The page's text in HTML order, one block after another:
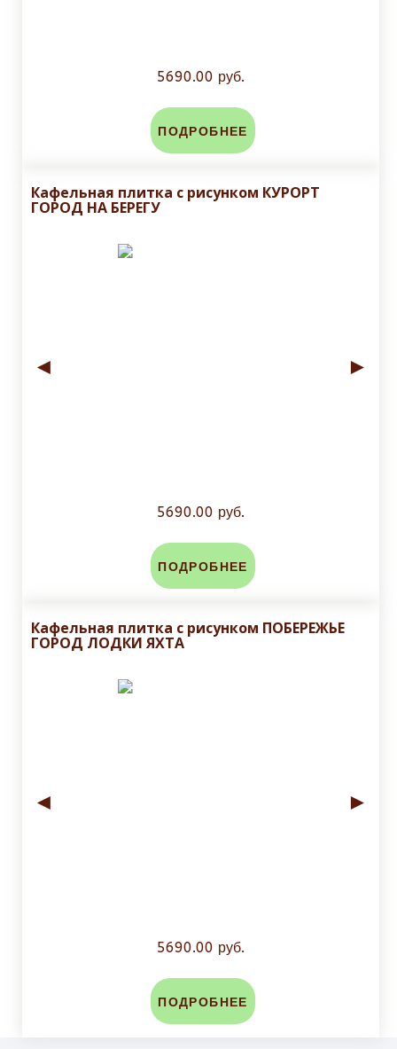
5690.00 руб.
ПОДРОБНЕЕ
Кафельная плитка с рисунком КУРОРТ
ГОРОД НА БЕРЕГУ
◄ ►
5690.00 руб.
ПОДРОБНЕЕ
Кафельная плитка с рисунком ПОБЕРЕЖЬЕ
ГОРОД ЛОДКИ ЯХТА
◄ ►
5690.00 руб.
ПОДРОБНЕЕ